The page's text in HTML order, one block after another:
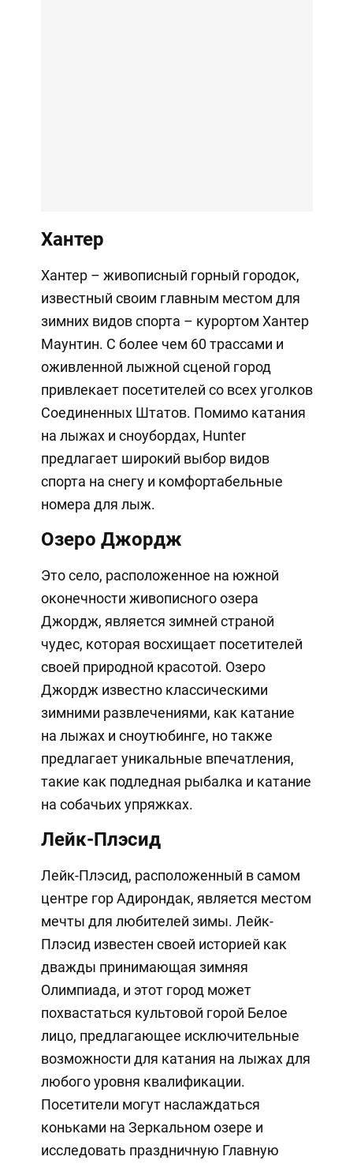
Хантер
Хантер – живописный горный городок,
известный своим главным местом для
зимних видов спорта – курортом Хантер
Маунтин. С более чем 60 трассами и
оживленной лыжной сценой город
привлекает посетителей со всех уголков
Соединенных Штатов. Помимо катания
на лыжах и сноубордах, Hunter
предлагает широкий выбор видов
спорта на снегу и комфортабельные
номера для лыж.
Озеро Джордж
Это село, расположенное на южной
оконечности живописного озера
Джордж, является зимней страной
чудес, которая восхищает посетителей
своей природной красотой. Озеро
Джордж известно классическими
зимними развлечениями, как катание
на лыжах и сноутюбинге, но также
предлагает уникальные впечатления,
такие как подледная рыбалка и катание
на собачьих упряжках.
Лейк-Плэсид
Лейк-Плэсид, расположенный в самом
центре гор Адирондак, является местом
мечты для любителей зимы. Лейк-
Плэсид известен своей историей как
дважды принимающая зимняя
Олимпиада, и этот город может
похвастаться культовой горой Белое
лицо, предлагающее исключительные
возможности для катания на лыжах для
любого уровня квалификации.
Посетители могут наслаждаться
коньками на Зеркальном озере и
исследовать праздничную Главную